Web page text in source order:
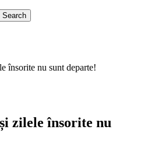
însorite nu sunt departe!
zilele însorite nu